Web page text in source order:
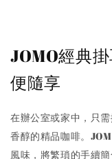
JOMO經典
便隨享
在辦公室或家中，只
香醇的精品咖啡。
風味，將繁瑣的手續